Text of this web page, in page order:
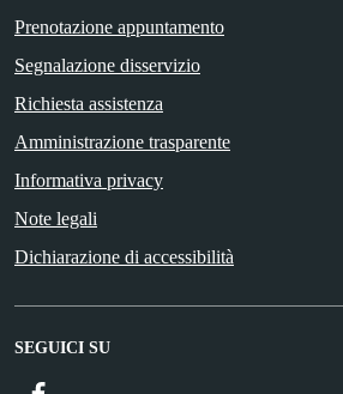
Prenotazione appuntamento
Segnalazione disservizio
Richiesta assistenza
Amministrazione trasparente
Informativa privacy
Note legali
Dichiarazione di accessibilità
SEGUICI SU